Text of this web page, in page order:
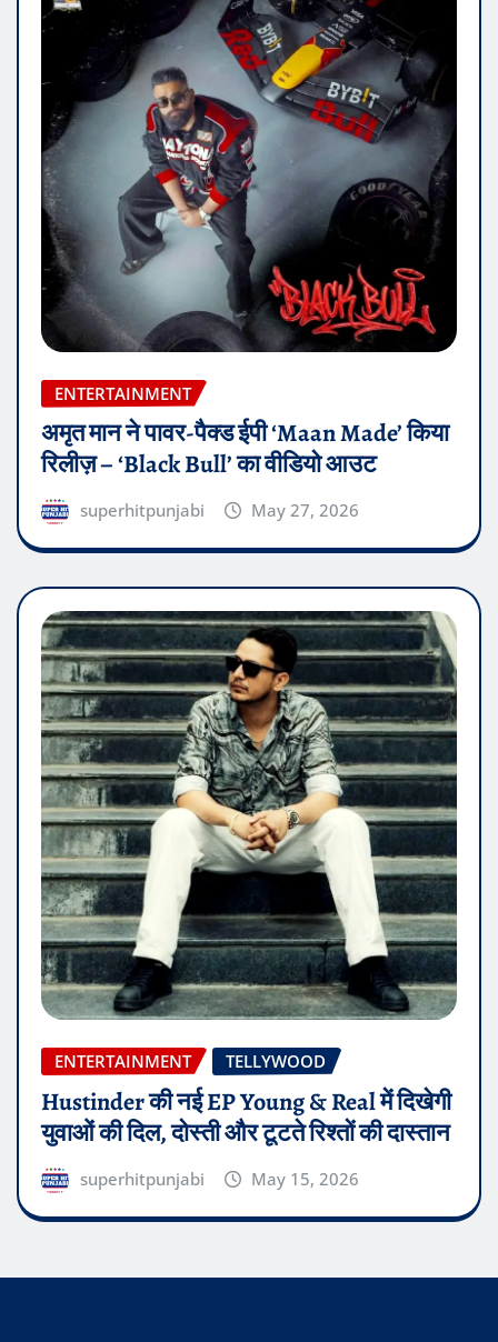
ENTERTAINMENT
अमृत मान ने पावर-पैक्ड ईपी ‘Maan Made’ किया
रिलीज़ – ‘Black Bull’ का वीडियो आउट
superhitpunjabi May 27, 2026
ENTERTAINMENT TELLYWOOD
Hustinder की नई EP Young & Real में दिखेगी
युवाओं की दिल, दोस्ती और टूटते रिश्तों की दास्तान
superhitpunjabi May 15, 2026